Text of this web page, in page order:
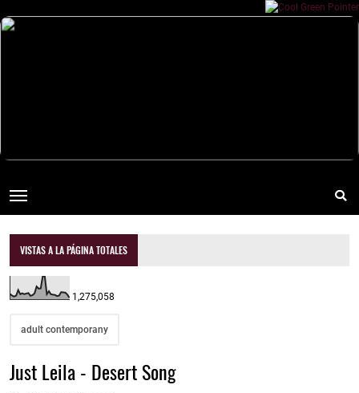
VISTAS A LA PÁGINA TOTALES
1,275,058
adult contemporany
Just Leila - Desert Song